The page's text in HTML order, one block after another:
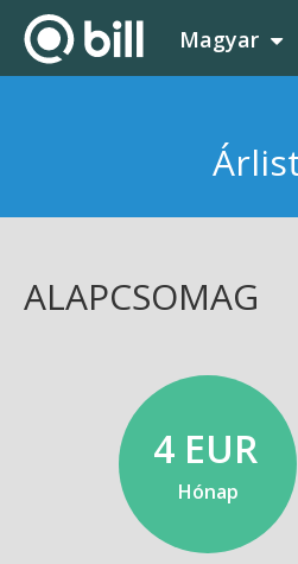
Magyar
ALAPCSOMAG
4 EUR
Hónap